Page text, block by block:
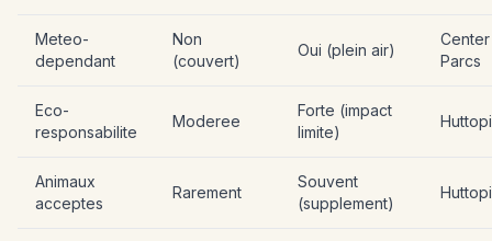
Meteo-
dependant
Non
(couvert)
Oui (plein air)
Center
Parcs
Eco-
responsabilite
Moderee
Forte (impact
limite)
Animaux
acceptes
Rarement
Souvent
(supplement)